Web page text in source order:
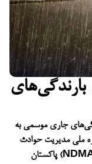
بارندگی‌های
جاری موسمی به
اداره ملی مدیریت حوادث
پاکستان (NDMA) با پیش‌بینی آغاز موج تازه بارندگی‌ها از ۸ آگست،